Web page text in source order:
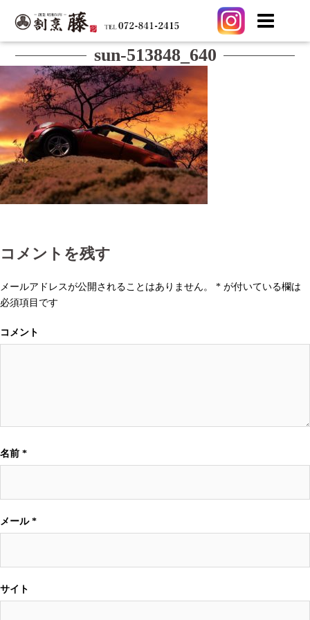
コ
テ
ン
ツ
ス
キ
ッ
プ
sun-513848_640
コメントを残す
メールアドレスが公開されることはありません。 * が付いている欄は
必須項目です
コメント
名前 *
メール *
サイト